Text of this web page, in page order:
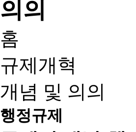
홈
규제개혁
개념 및 의의
행정규제